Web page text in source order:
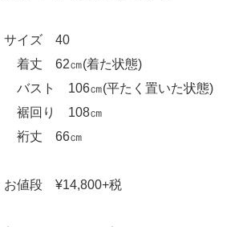
サイズ 40
着丈 62㎝(着た状態)
バスト 106㎝(平たく置いた状態)
裾回り 108㎝
裄丈 66㎝
お値段 ¥14,800+税